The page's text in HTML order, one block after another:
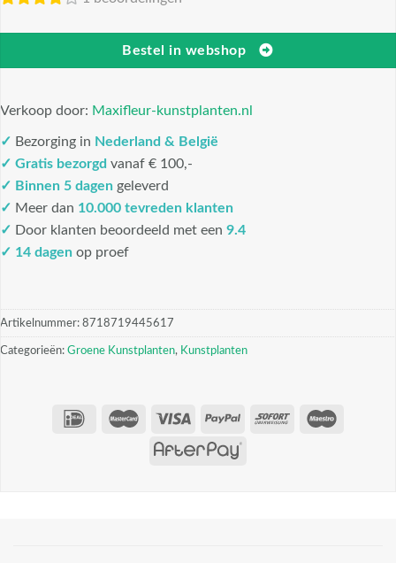
Bestel in webshop
Verkoop door: Maxifleur-kunstplanten.nl
✓ Bezorging in Nederland & België
✓ Gratis bezorgd vanaf € 100,-
✓ Binnen 5 dagen geleverd
✓ Meer dan 10.000 tevreden klanten
✓ Door klanten beoordeeld met een 9.4
✓ 14 dagen op proef
Artikelnummer: 8718719445617
Categorieën: Groene Kunstplanten, Kunstplanten